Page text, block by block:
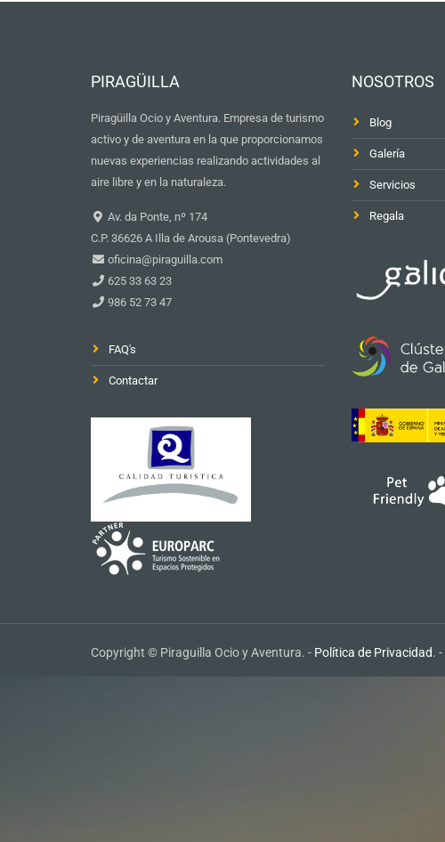
PIRAGÜILLA
Piragüilla Ocio y Aventura. Empresa de turismo
activo y de aventura en la que proporcionamos
nuevas experiencias realizando actividades al
aire libre y en la naturaleza.
Av. da Ponte, nº 174
C.P. 36626 A Illa de Arousa (Pontevedra)
oficina@piraguilla.com
625 33 63 23
986 52 73 47
FAQ's
Contactar
NOSOTROS
Blog
Galería
Servicios
Regala
Copyright © Piraguilla Ocio y Aventura. - Política de Privacidad. -